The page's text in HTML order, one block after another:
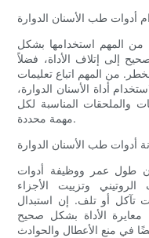
أدوات طب الأسنان الدوارة
من المهم استخدامها بشكل
إلى إتلاف الأداة، فضلاً
من المهم اتباع تعليمات
أداة الأسنان الدوارة،
والملحقات المناسبة لكل
مهمة محددة.
أدوات طب الأسنان الدوارة
طول عمر ووظيفة أدوات
وتزييت الأجزاء
تآكل أو تلف. إن استبدال
معايرة الأداة بشكل صحيح